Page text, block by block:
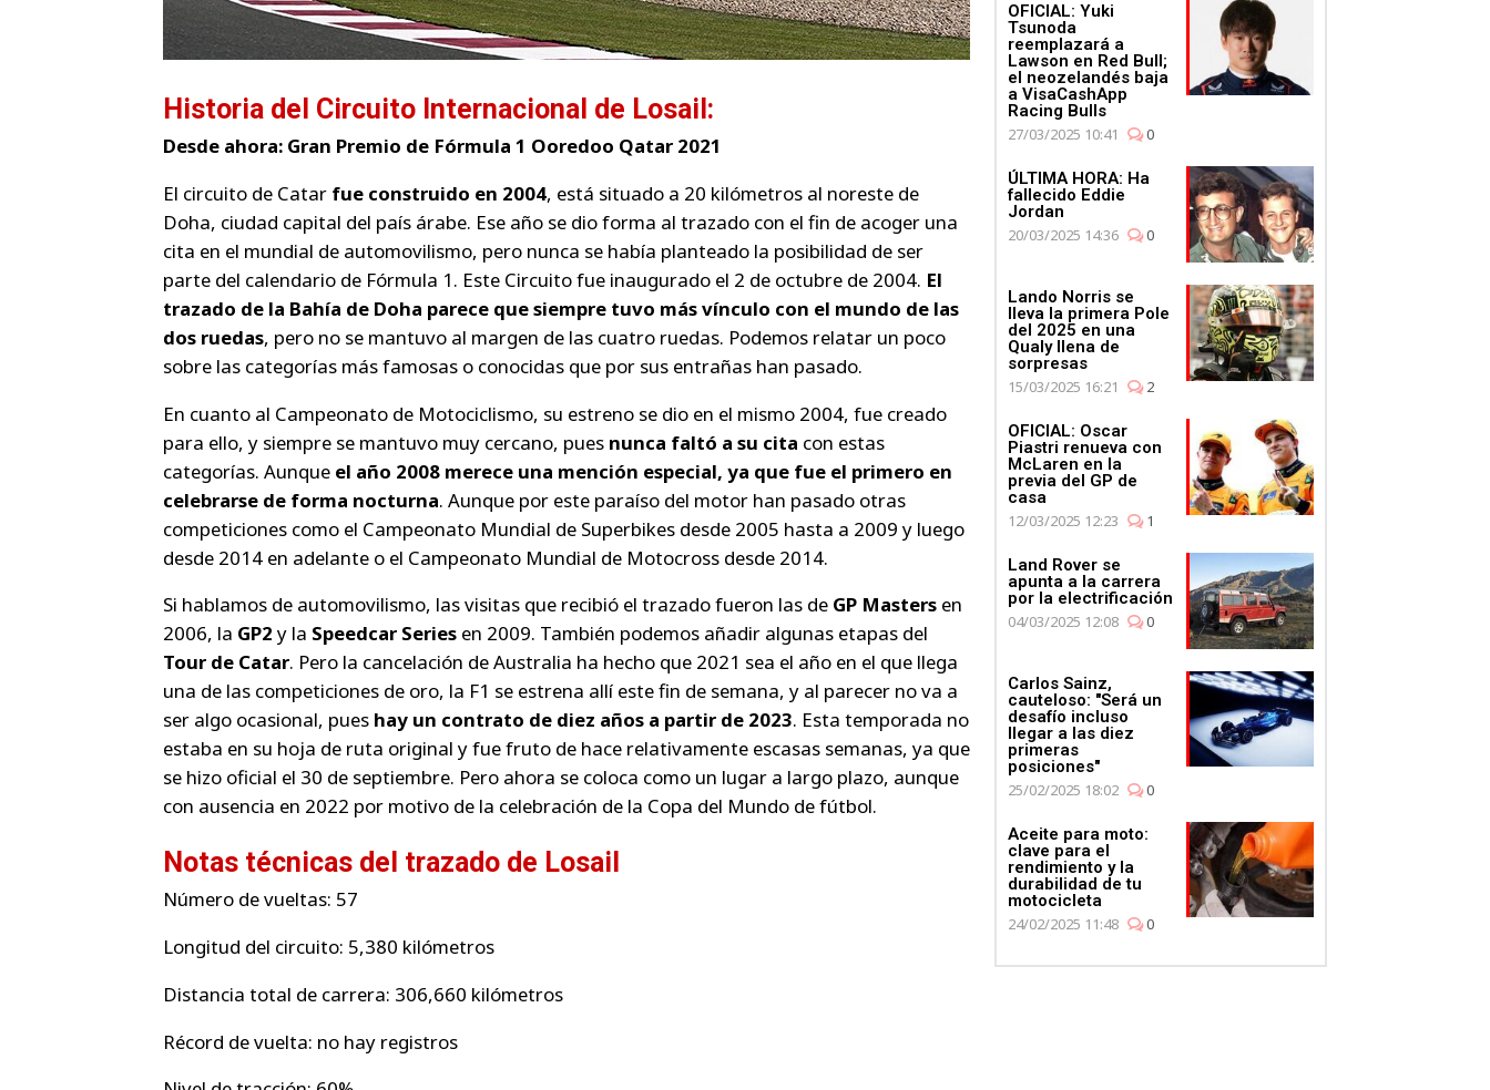
Historia del Circuito Internacional de Losail:
Desde ahora: Gran Premio de Fórmula 1 Ooredoo Qatar 2021
El circuito de Catar fue construido en 2004, está situado a 20 kilómetros al noreste de
Doha, ciudad capital del país árabe. Ese año se dio forma al trazado con el fin de acoger una
cita en el mundial de automovilismo, pero nunca se había planteado la posibilidad de ser
parte del calendario de Fórmula 1. Este Circuito fue inaugurado el 2 de octubre de 2004. El
trazado de la Bahía de Doha parece que siempre tuvo más vínculo con el mundo de las
dos ruedas, pero no se mantuvo al margen de las cuatro ruedas. Podemos relatar un poco
sobre las categorías más famosas o conocidas que por sus entrañas han pasado.
En cuanto al Campeonato de Motociclismo, su estreno se dio en el mismo 2004, fue creado
para ello, y siempre se mantuvo muy cercano, pues nunca faltó a su cita con estas
categorías. Aunque el año 2008 merece una mención especial, ya que fue el primero en
celebrarse de forma nocturna. Aunque por este paraíso del motor han pasado otras
competiciones como el Campeonato Mundial de Superbikes desde 2005 hasta a 2009 y luego
desde 2014 en adelante o el Campeonato Mundial de Motocross desde 2014.
Si hablamos de automovilismo, las visitas que recibió el trazado fueron las de GP Masters en
2006, la GP2 y la Speedcar Series en 2009. También podemos añadir algunas etapas del
Tour de Catar. Pero la cancelación de Australia ha hecho que 2021 sea el año en el que llega
una de las competiciones de oro, la F1 se estrena allí este fin de semana, y al parecer no va a
ser algo ocasional, pues hay un contrato de diez años a partir de 2023. Esta temporada no
estaba en su hoja de ruta original y fue fruto de hace relativamente escasas semanas, ya que
se hizo oficial el 30 de septiembre. Pero ahora se coloca como un lugar a largo plazo, aunque
con ausencia en 2022 por motivo de la celebración de la Copa del Mundo de fútbol.
Notas técnicas del trazado de Losail
Número de vueltas: 57
Longitud del circuito: 5,380 kilómetros
Distancia total de carrera: 306,660 kilómetros
Récord de vuelta: no hay registros
OFICIAL: Yuki
Tsunoda
reemplazará a
Lawson en Red Bull;
el neozelandés baja
a VisaCashApp
Racing Bulls
27/03/2025 10:41
0
ÚLTIMA HORA: Ha
fallecido Eddie
Jordan
20/03/2025 14:36
0
Lando Norris se
lleva la primera Pole
del 2025 en una
Qualy llena de
sorpresas
15/03/2025 16:21
2
OFICIAL: Oscar
Piastri renueva con
McLaren en la
previa del GP de
casa
12/03/2025 12:23
1
Land Rover se
apunta a la carrera
por la electrificación
04/03/2025 12:08
0
Carlos Sainz,
cauteloso: "Será un
desafío incluso
llegar a las diez
primeras
posiciones"
25/02/2025 18:02
0
Aceite para moto:
clave para el
rendimiento y la
durabilidad de tu
motocicleta
24/02/2025 11:48
0